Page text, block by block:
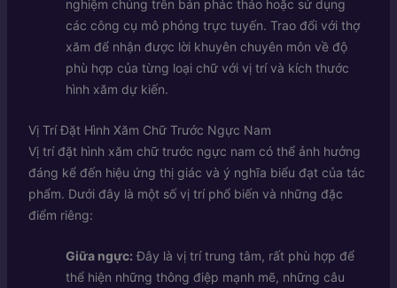
nghiệm chúng trên bản phác thảo hoặc sử dụng
các công cụ mô phỏng trực tuyến. Trao đổi với thợ
xăm để nhận được lời khuyên chuyên môn về độ
phù hợp của từng loại chữ với vị trí và kích thước
hình xăm dự kiến.
Vị Trí Đặt Hình Xăm Chữ Trước Ngực Nam
Vị trí đặt hình xăm chữ trước ngực nam có thể ảnh hưởng
đáng kể đến hiệu ứng thị giác và ý nghĩa biểu đạt của tác
phẩm. Dưới đây là một số vị trí phổ biến và những đặc
điểm riêng:
Giữa ngực: Đây là vị trí trung tâm, rất phù hợp để
thể hiện những thông điệp mạnh mẽ, những câu